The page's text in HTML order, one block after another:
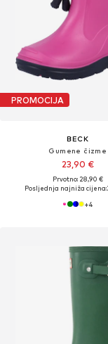
PROMOCIJA
BECK
Gumene čizme
23,90 €
Prvotno: 28,90 €
Posljednja najniža cijena:
+4